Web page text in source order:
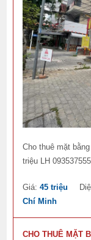
Cho thuê mặt
triệu LH
Giá:45 triệu
Chí Minh
CHO THUÊ MẶT